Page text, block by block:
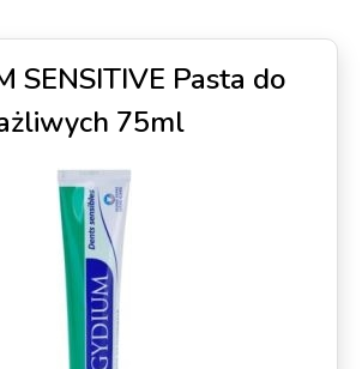
SENSITIVE Pasta do
75ml